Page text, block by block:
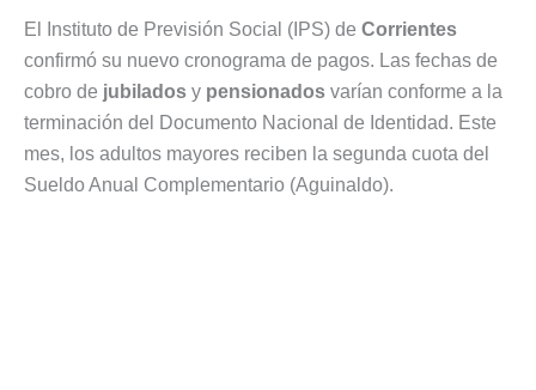
El Instituto de Previsión Social (IPS) de Corrientes
confirmó su nuevo cronograma de pagos. Las fechas de
cobro de jubilados y pensionados varían conforme a la
terminación del Documento Nacional de Identidad. Este
mes, los adultos mayores reciben la segunda cuota del
Sueldo Anual Complementario (Aguinaldo).